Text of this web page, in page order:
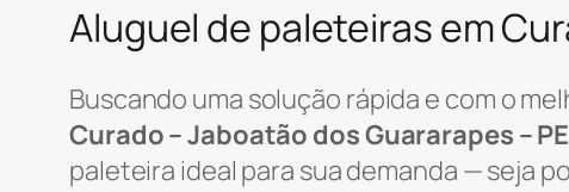
Aluguel de paleteiras em
Buscando uma solução rápida e com o
Curado – Jaboatão dos Guararapes – PE
paleteira ideal para sua demanda — seja